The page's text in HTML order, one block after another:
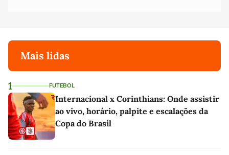
Mais lidas
1 FUTEBOL
Internacional x Corinthians: Onde assistir
ao vivo, horário, palpite e escalações da
Copa do Brasil